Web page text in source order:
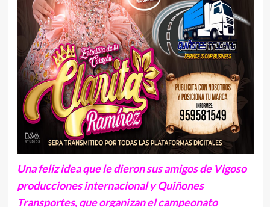
Una feliz idea que le dieron sus amigos de Vigoso
producciones internacional y Quiñones
Transportes, que organizan el campeonato